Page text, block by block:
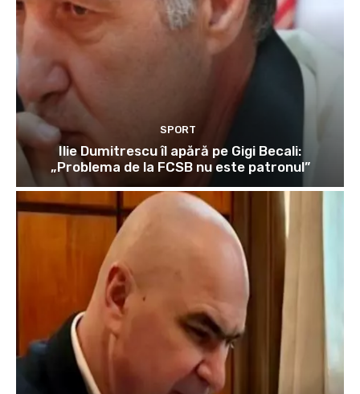
SPORT
Ilie Dumitrescu îl apără pe Gigi Becali:
„Problema de la FCSB nu este patronul”